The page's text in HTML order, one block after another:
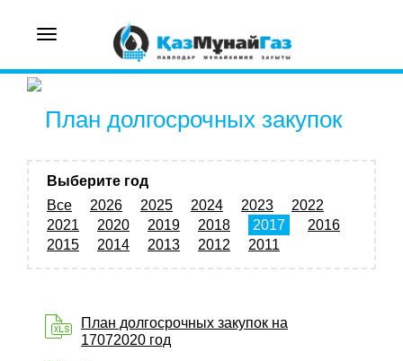
Toggle
План долгосрочных закупок
Выберите год
Все
2026 2025 2024 2023
2022
2021
2020 2019 2018 2017
2016
2015
2014 2013 2012 2011
План долгосрочных закупок на
17072020 год